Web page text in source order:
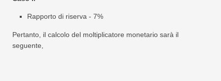
Rapporto di riserva - 7%
Pertanto, il calcolo del moltiplicatore monetario sarà il
seguente,